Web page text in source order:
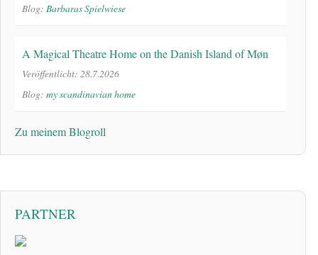
Blog: Barbaras Spielwiese
A Magical Theatre Home on the Danish Island of Møn
Veröffentlicht: 28.7.2026
Blog: my scandinavian home
Zu meinem Blogroll
PARTNER